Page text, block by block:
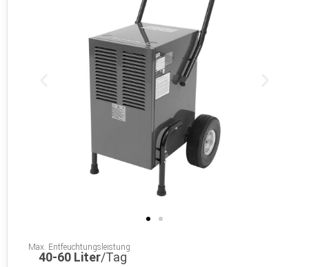
Max. Entfeuchtungsleistung
40-60 Liter/Tag